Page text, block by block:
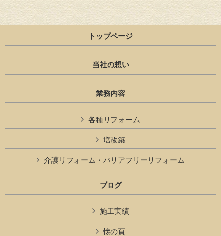
トップページ
当社の想い
業務内容
各種リフォーム
増改築
介護リフォーム・バリアフリーリフォーム
ブログ
施工実績
懐の頁